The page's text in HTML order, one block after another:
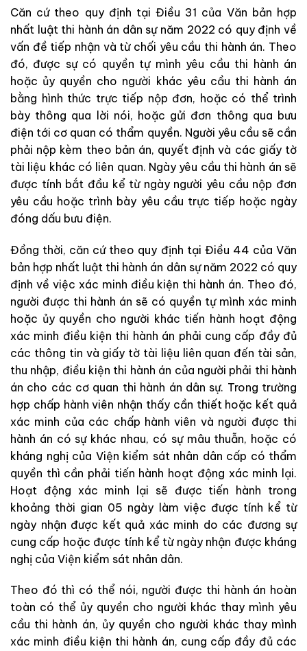
Căn cứ theo quy định tại Điều 31 của Văn bản hợp
nhất luật thi hành án dân sự năm 2022 có quy định về
vấn đề tiếp nhận và từ chối yêu cầu thi hành án. Theo
đó, được sự có quyền tự mình yêu cầu thi hành án
hoặc ủy quyền cho người khác yêu cầu thi hành án
bằng hình thức trực tiếp nộp đơn, hoặc có thể trình
bày thông qua lời nói, hoặc gửi đơn thông qua bưu
điện tới cơ quan có thẩm quyền. Người yêu cầu sẽ cần
phải nộp kèm theo bản án, quyết định và các giấy tờ
tài liệu khác có liên quan. Ngày yêu cầu thi hành án sẽ
được tính bắt đầu kể từ ngày người yêu cầu nộp đơn
yêu cầu hoặc trình bày yêu cầu trực tiếp hoặc ngày
đóng dấu bưu điện.
Đồng thời, căn cứ theo quy định tại Điều 44 của Văn
bản hợp nhất luật thi hành án dân sự năm 2022 có quy
định về việc xác minh điều kiện thi hành án. Theo đó,
người được thi hành án sẽ có quyền tự mình xác minh
hoặc ủy quyền cho người khác tiến hành hoạt động
xác minh điều kiện thi hành án phải cung cấp đầy đủ
các thông tin và giấy tờ tài liệu liên quan đến tài sản,
thu nhập, điều kiện thi hành án của người phải thi hành
án cho các cơ quan thi hành án dân sự. Trong trường
hợp chấp hành viên nhận thấy cần thiết hoặc kết quả
xác minh của các chấp hành viên và người được thi
hành án có sự khác nhau, có sự mâu thuẫn, hoặc có
kháng nghị của Viện kiểm sát nhân dân cấp có thẩm
quyền thì cần phải tiến hành hoạt động xác minh lại.
Hoạt động xác minh lại sẽ được tiến hành trong
khoảng thời gian 05 ngày làm việc được tính kể từ
ngày nhận được kết quả xác minh do các đương sự
cung cấp hoặc được tính kể từ ngày nhận được kháng
nghị của Viện kiểm sát nhân dân.
Theo đó thì có thể nói, người được thi hành án hoàn
toàn có thể ủy quyền cho người khác thay mình yêu
cầu thi hành án, ủy quyền cho người khác thay mình
xác minh điều kiện thi hành án, cung cấp đầy đủ các